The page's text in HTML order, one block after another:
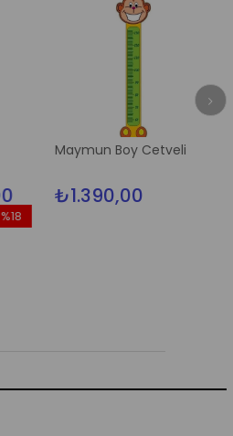
%18
Maymun Boy Cetveli
₺1.390,00